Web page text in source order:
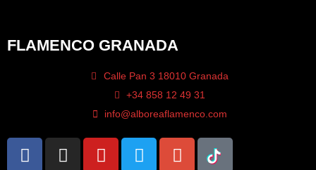
FLAMENCO GRANADA
Calle Pan 3 18010 Granada
+34 858 12 49 31
info@alboreaflamenco.com